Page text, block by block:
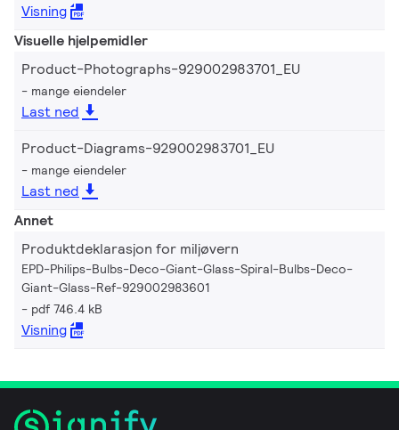
Visning
Visuelle hjelpemidler
Product-Photographs-929002983701_EU
mange eiendeler
Last ned
Product-Diagrams-929002983701_EU
mange eiendeler
Last ned
Annet
Produktdeklarasjon for miljøvern
EPD-Philips-Bulbs-Deco-Giant-Glass-Spiral-Bulbs-Deco-
Giant-Glass-Ref-929002983601
pdf 746.4 kB
Visning